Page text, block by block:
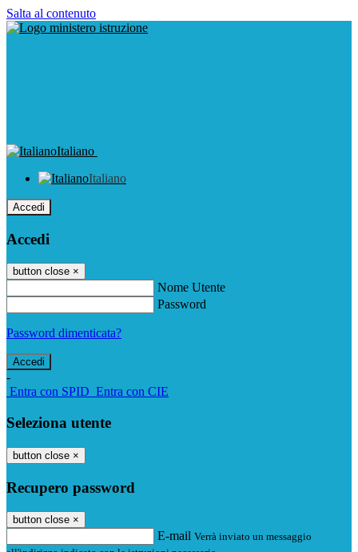
Salta al contenuto
Italiano
Italiano
Accedi
Accedi
button close ×
Nome Utente
Password
Password dimenticata?
-
Entra con SPID Entra con CIE
Seleziona utente
button close ×
Recupero password
button close ×
E-mail Verrà inviato un messaggio